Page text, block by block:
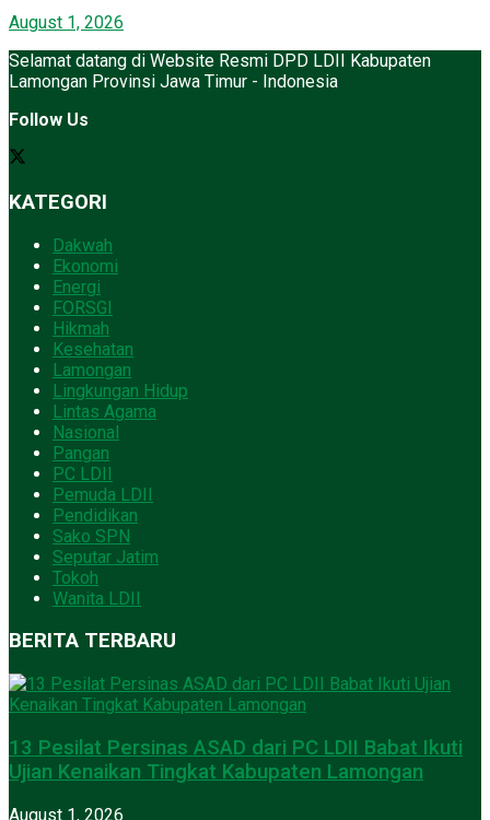
August 1, 2026
Selamat datang di Website Resmi DPD LDII Kabupaten
Lamongan Provinsi Jawa Timur - Indonesia
Follow Us
KATEGORI
Dakwah
Ekonomi
Energi
FORSGI
Hikmah
Kesehatan
Lamongan
Lingkungan Hidup
Lintas Agama
Nasional
Pangan
PC LDII
Pemuda LDII
Pendidikan
Sako SPN
Seputar Jatim
Tokoh
Wanita LDII
BERITA TERBARU
13 Pesilat Persinas ASAD dari PC LDII Babat Ikuti
Ujian Kenaikan Tingkat Kabupaten Lamongan
August 1, 2026